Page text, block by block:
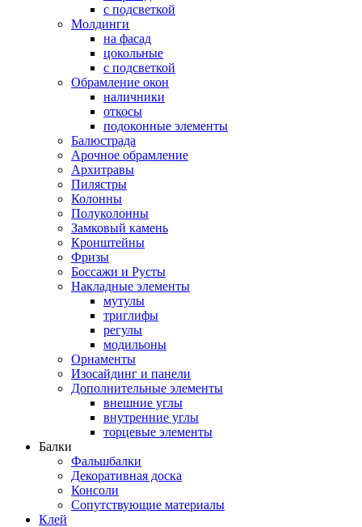
с подсветкой
Молдинги
на фасад
цокольные
с подсветкой
Обрамление окон
наличники
откосы
подоконные элементы
Балюстрада
Арочное обрамление
Архитравы
Пилястры
Колонны
Полуколонны
Замковый камень
Кронштейны
Фризы
Боссажи и Русты
Накладные элементы
мутулы
триглифы
регулы
модильоны
Орнаменты
Изосайдинг и панели
Дополнительные элементы
внешние углы
внутренние углы
торцевые элементы
Балки
Фальшбалки
Декоративная доска
Консоли
Сопутствующие материалы
Клей